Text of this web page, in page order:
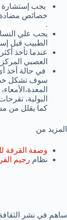
يجب إستشارة
خصائص مضادة
.
يجب علي
الطبيب قبل
عندما تأخذ
العصبي
في حالة أخذ
سوف تشكل خطر
البولية،
كما يقلل من
المزيد من
وصفة القرفة
نظام رجيم
ساهم في نشر